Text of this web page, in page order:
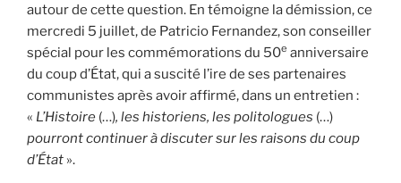
autour de cette question. En témoigne la démission, ce
mercredi 5 juillet, de Patricio Fernandez, son conseiller
spécial pour les commémorations du 50e anniversaire
du coup d’État, qui a suscité l’ire de ses partenaires
communistes après avoir affirmé, dans un entretien :
« L’Histoire (…), les historiens, les politologues (…)
pourront continuer à discuter sur les raisons du coup
d’État ».